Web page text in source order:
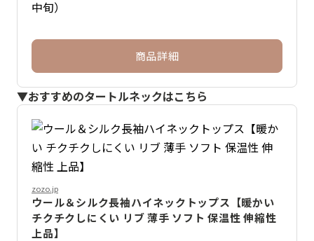
中旬）
商品詳細
▼おすすめのタートルネックはこちら
zozo.jp
ウール＆シルク長袖ハイネックトップス【暖かい
チクチクしにくい リブ 薄手 ソフト 保温性 伸縮性
上品】